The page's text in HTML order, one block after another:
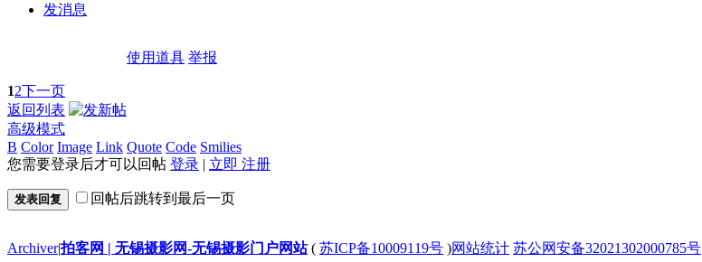
发消息
使用道具 举报
12下一页
返回列表
高级模式
B Color Image Link Quote Code Smilies
您需要登录后才可以回帖 登录 | 立即 注册
发表回复 回帖后跳转到最后一页
Archiver|拍客网 | 无锡摄影网-无锡摄影门户网站( 苏ICP备10009119号 )网站统计 苏公网安备32021302000785号